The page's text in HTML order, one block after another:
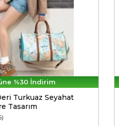
%30 İndirim
Turkuaz Seyahat
Tasarım